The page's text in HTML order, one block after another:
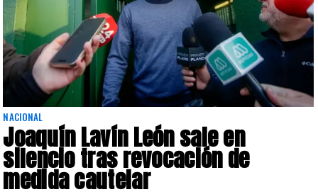
NACIONAL
Joaquín Lavín León sale en
silencio tras revocación de
medida cautelar